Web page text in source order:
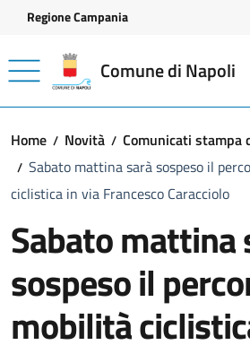
Vai ai contenuti
Vai al footer
Regione Campania
Comune di Napoli
Home Novità
Comunicati stampa
Sabato mattina sarà sospeso il
ciclistica in via Francesco Caracciolo
Sabato mattina
sospeso il
mobilità